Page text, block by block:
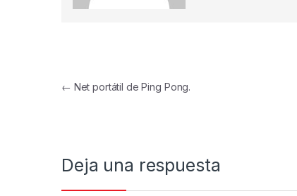
Navegación de entradas
← Net portátil de Ping Pong.
Deja una respuesta